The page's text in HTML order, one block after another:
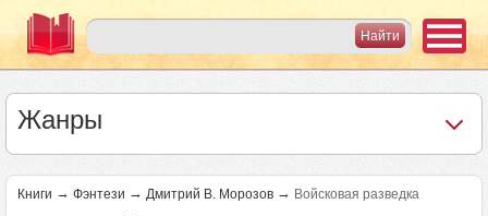
Жанры
Книги → Фэнтези → Дмитрий В. Морозов → Войсковая разведка